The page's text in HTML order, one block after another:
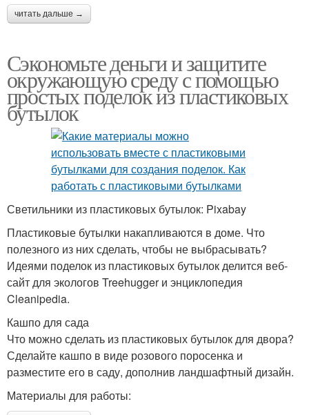
читать дальше →
Сэкономьте деньги и защитите
окружающую среду с помощью
простых поделок из пластиковых
бутылок
Светильники из пластиковых бутылок: Pixabay
Пластиковые бутылки накапливаются в доме. Что
полезного из них сделать, чтобы не выбрасывать?
Идеями поделок из пластиковых бутылок делится веб-
сайт для экологов Treehugger и энциклопедия
Cleanipedia.
Кашпо для сада
Что можно сделать из пластиковых бутылок для двора?
Сделайте кашпо в виде розового поросенка и
разместите его в саду, дополнив ландшафтный дизайн.
Материалы для работы: